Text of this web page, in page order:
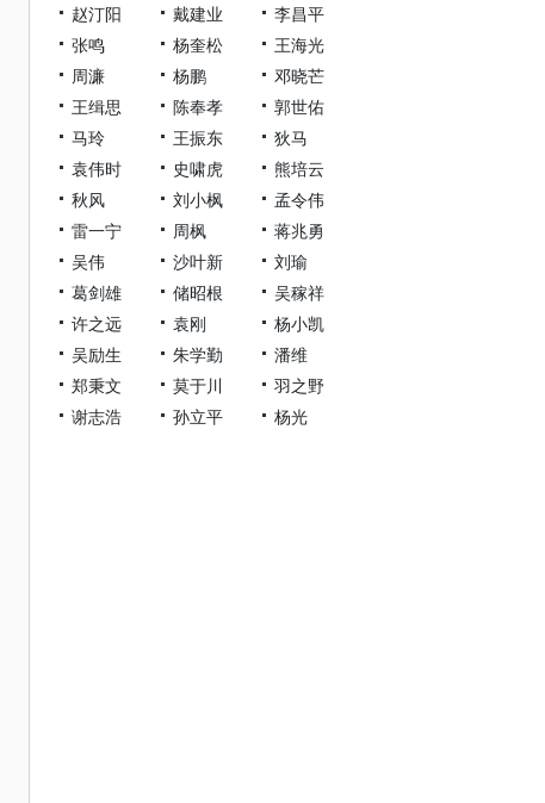
赵汀阳
戴建业
李昌平
张鸣
杨奎松
王海光
周濂
杨鹏
邓晓芒
王缉思
陈奉孝
郭世佑
马玲
王振东
狄马
袁伟时
史啸虎
熊培云
秋风
刘小枫
孟令伟
雷一宁
周枫
蒋兆勇
吴伟
沙叶新
刘瑜
葛剑雄
储昭根
吴稼祥
许之远
袁刚
杨小凯
吴励生
朱学勤
潘维
郑秉文
莫于川
羽之野
谢志浩
孙立平 杨光